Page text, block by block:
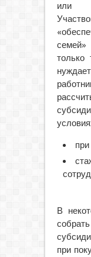
или
В
при